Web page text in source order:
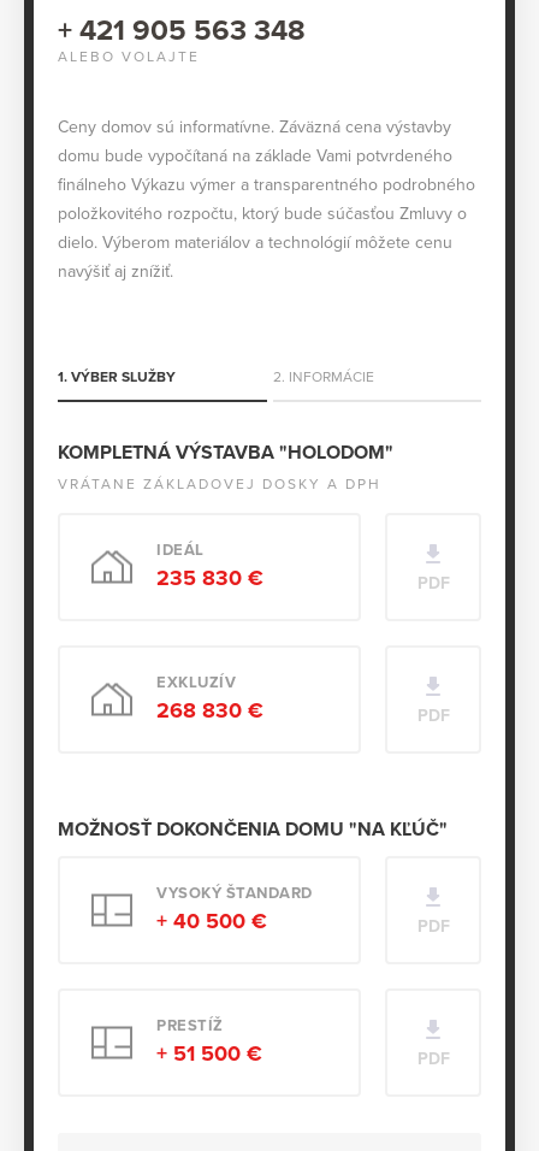
1. VÝBER SLUŽBY 2. INFORMÁCIE
KOMPLETNÁ VÝSTAVBA "HOLODOM"
VRÁTANE ZÁKLADOVEJ DOSKY A DPH
IDEÁL
235 830 € PDF
EXKLUZÍV
268 830 € PDF
MOŽNOSŤ DOKONČENIA DOMU "NA KĽÚČ"
VYSOKÝ ŠTANDARD
+ 40 500 € PDF
PRESTÍŽ
+ 51 500 € PDF
+ 421 905 563 348
ALEBO VOLAJTE
Ceny domov sú informatívne. Záväzná cena výstavby
domu bude vypočítaná na základe Vami potvrdeného
finálneho Výkazu výmer a transparentného podrobného
položkovitého rozpočtu, ktorý bude súčasťou Zmluvy o
dielo. Výberom materiálov a technológií môžete cenu
navýšiť aj znížiť.